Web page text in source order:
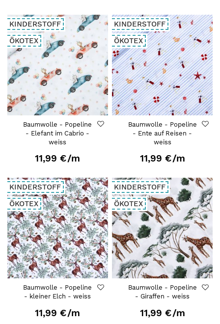
KINDERSTOFF
ÖKOTEX
Baumwolle - Popeline
- Elefant im Cabrio -
weiss
11,99 €/m
KINDERSTOFF
ÖKOTEX
Baumwolle - Popeline
- Ente auf Reisen -
weiss
11,99 €/m
KINDERSTOFF
ÖKOTEX
Baumwolle - Popeline
- kleiner Elch - weiss
11,99 €/m
KINDERSTOFF
ÖKOTEX
Baumwolle - Popeline
- Giraffen - weiss
11,99 €/m